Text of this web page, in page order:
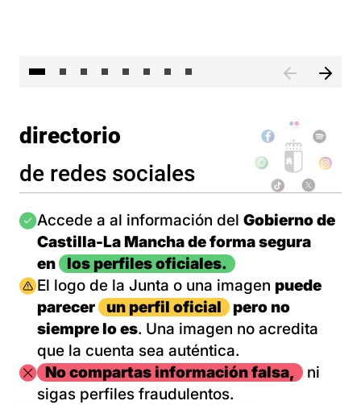
directorio
de redes sociales
Imagen
Accede a al información del Gobierno de
Castilla-La Mancha de forma segura
en
los perfiles oficiales.
Imagen
El logo de la Junta o una imagen puede
parecer
un perfil oficial
pero no
siempre lo es. Una imagen no acredita
que la cuenta sea auténtica.
ImagenNo compartas información falsa,
ni
sigas perfiles fraudulentos.